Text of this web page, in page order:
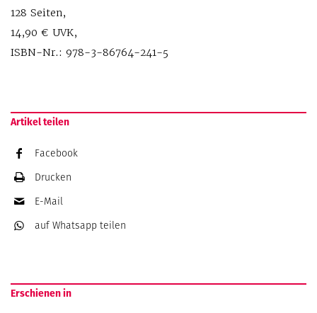
128 Seiten,
14,90 € UVK,
ISBN-Nr.: 978-3-86764-241-5
Artikel teilen
Facebook
Drucken
E-Mail
auf Whatsapp teilen
Erschienen in